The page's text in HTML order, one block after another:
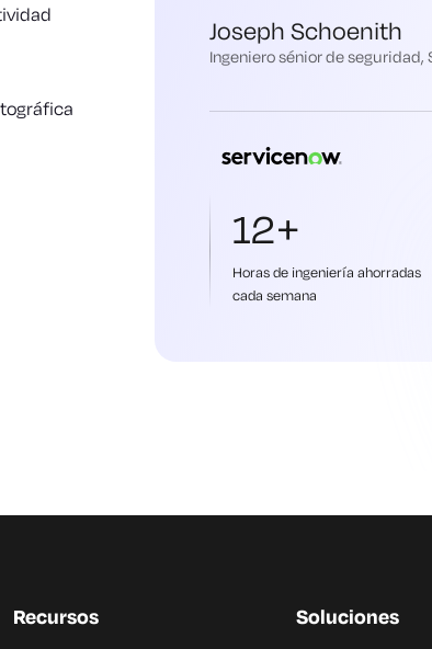
Joseph Schoenith
Ingeniero sénior de seguridad,
12+
Horas de ingeniería ahorradas
cada semana
Recursos Soluciones